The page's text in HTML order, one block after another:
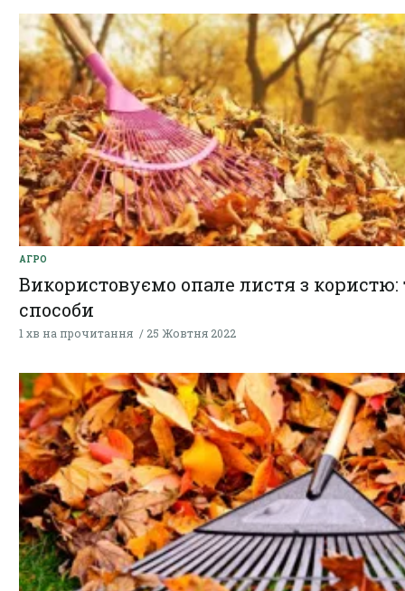
АГРО
Використовуємо опале листя з користю:
способи
1 хв на прочитання 25 Жовтня 2022